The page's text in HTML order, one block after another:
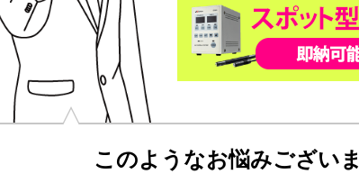
このようなお悩みござい